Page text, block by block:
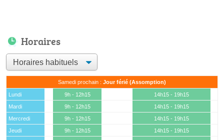
Horaires
Samedi prochain : Jour férié (Assomption)
Lundi 9h - 12h15
14h15 - 19h15
Mardi
9h - 12h15
14h15 - 19h15
Mercredi
9h - 12h15
14h15 - 19h15
Jeudi
9h - 12h15
14h15 - 19h15